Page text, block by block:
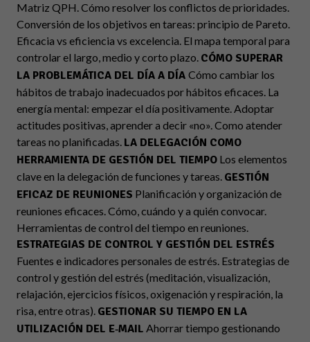
Matriz QPH. Cómo resolver los conflictos de prioridades.
Conversión de los objetivos en tareas: principio de Pareto.
Eficacia vs eficiencia vs excelencia. El mapa temporal para
controlar el largo, medio y corto plazo. CÓMO SUPERAR
LA PROBLEMÁTICA DEL DÍA A DÍA Cómo cambiar los
hábitos de trabajo inadecuados por hábitos eficaces. La
energía mental: empezar el día positivamente. Adoptar
actitudes positivas, aprender a decir «no». Como atender
tareas no planificadas. LA DELEGACIÓN COMO
HERRAMIENTA DE GESTIÓN DEL TIEMPO Los elementos
clave en la delegación de funciones y tareas. GESTIÓN
EFICAZ DE REUNIONES Planificación y organización de
reuniones eficaces. Cómo, cuándo y a quién convocar.
Herramientas de control del tiempo en reuniones.
ESTRATEGIAS DE CONTROL Y GESTIÓN DEL ESTRÉS
Fuentes e indicadores personales de estrés. Estrategias de
control y gestión del estrés (meditación, visualización,
relajación, ejercicios físicos, oxigenación y respiración, la
risa, entre otras). GESTIONAR SU TIEMPO EN LA
UTILIZACIÓN DEL E‐MAIL Ahorrar tiempo gestionando